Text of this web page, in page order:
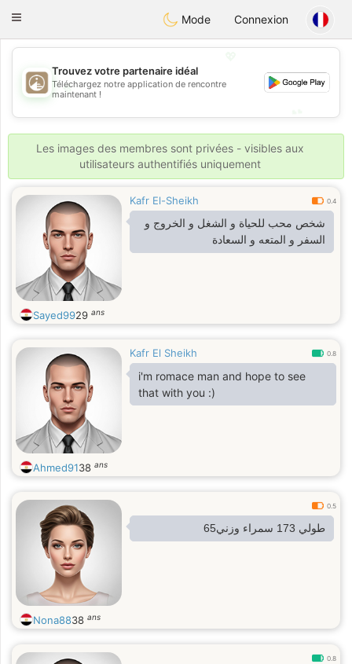
Bahebik
Toggle
Mode Connexion
💖
💕
Trouvez votre partenaire idéal
Téléchargez notre application de rencontre
maintenant !
Les images des membres sont privées - visibles aux
utilisateurs authentifiés uniquement
Kafr El-Sheikh 0.4
شخص محب للحياة و الشغل و الخروج و
السفر و المتعه و السعادة
Sayed9929 ans
Kafr El Sheikh 0.8
i'm romace man and hope to see
that with you :)
Ahmed9138 ans
0.5
طولي 173 سمراء وزني65
Nona8838 ans
0.8